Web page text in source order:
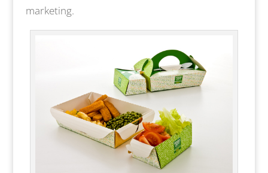
marketing.